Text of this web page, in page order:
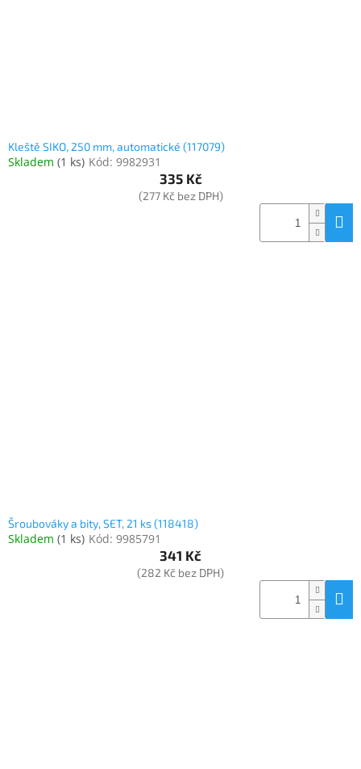
Kleště SIKO, 250 mm, automatické (117079)
Skladem (1 ks) Kód: 9982931
335 Kč
(277 Kč bez DPH)
Šroubováky a bity, SET, 21 ks (118418)
Skladem (1 ks) Kód: 9985791
341 Kč
(282 Kč bez DPH)